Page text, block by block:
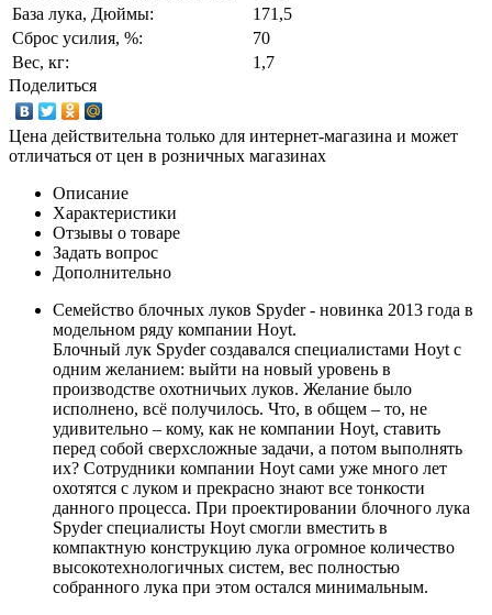
База лука, Дюймы:
171,5
Сброс усилия, %:
70
Вес, кг:
1,7
Поделиться
Цена действительна только для интернет-магазина и может
отличаться от цен в розничных магазинах
Описание
Характеристики
Отзывы о товаре
Задать вопрос
Дополнительно
Семейство блочных луков Spyder - новинка 2013 года в
модельном ряду компании Hoyt.
Блочный лук Spyder создавался специалистами Hoyt с
одним желанием: выйти на новый уровень в
производстве охотничьих луков. Желание было
исполнено, всё получилось. Что, в общем – то, не
удивительно – кому, как не компании Hoyt, ставить
перед собой сверхсложные задачи, а потом выполнять
их? Сотрудники компании Hoyt сами уже много лет
охотятся с луком и прекрасно знают все тонкости
данного процесса. При проектировании блочного лука
Spyder специалисты Hoyt смогли вместить в
компактную конструкцию лука огромное количество
высокотехнологичных систем, вес полностью
собранного лука при этом остался минимальным.